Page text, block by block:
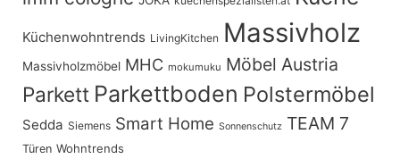
Küchenwohntrends LivingKitchen Massivholz
Massivholzmöbel MHC mokumuku Möbel Austria
Parkett Parkettboden Polstermöbel
Sedda Siemens Smart Home Sonnenschutz TEAM 7
Türen Wohntrends